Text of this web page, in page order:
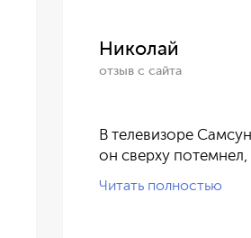
Николай
отзыв с сайта
В телевизоре
он сверху
Читать полностью